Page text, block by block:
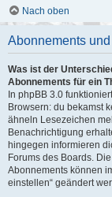
Nach oben
Abonnements
Was ist der
Abonnements für ein
In phpBB 3.0
Browsern: du bekamst
ähneln Lesezeichen
Benachrichtigung
hingegen informieren
Forums des Boards.
Abonnements können
einstellen“ geändert